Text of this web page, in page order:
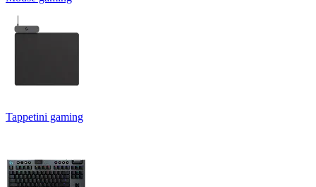
Tappetini gaming